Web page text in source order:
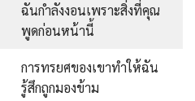
ฉันกำลังงอนเพราะสิ่งที่คุณ
พูดก่อนหน้านี้
การทรยศของเขาทำให้ฉัน
รู้สึกถูกมองข้าม